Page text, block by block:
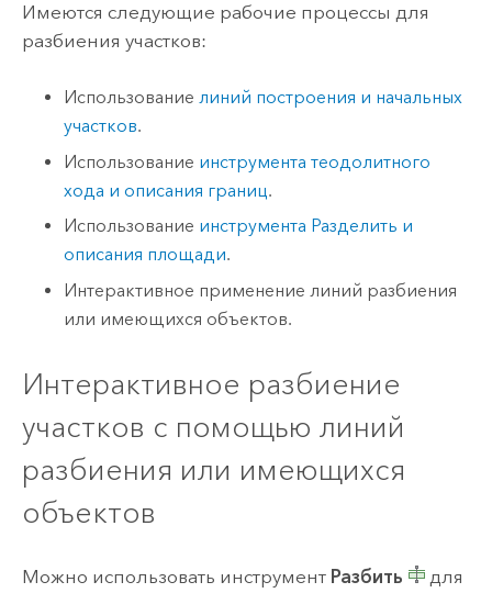
Имеются следующие рабочие процессы для
разбиения участков:
Использованиелиний построения и начальных
участков.
Использование инструмента теодолитного
хода и описания границ.
Использование инструмента Разделить и
описания площади.
Интерактивное применение линий разбиения
или имеющихся объектов.
Интерактивное разбиение
участков с помощью линий
разбиения или имеющихся
объектов
Можно использовать инструмент Разбить
для